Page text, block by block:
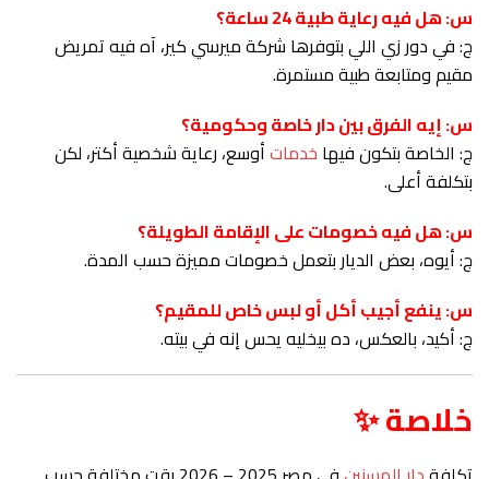
س: هل فيه رعاية طبية 24 ساعة؟
ج: في دور زي اللي بتوفرها شركة ميرسي كير، آه فيه تمريض
مقيم ومتابعة طبية مستمرة.
س: إيه الفرق بين دار خاصة وحكومية؟
ج: الخاصة بتكون فيها خدماتأوسع، رعاية شخصية أكتر، لكن
بتكلفة أعلى.
س: هل فيه خصومات على الإقامة الطويلة؟
ج: أيوه، بعض الديار بتعمل خصومات مميزة حسب المدة.
س: ينفع أجيب أكل أو لبس خاص للمقيم؟
ج: أكيد، بالعكس، ده بيخليه يحس إنه في بيته.
خلاصة ✨